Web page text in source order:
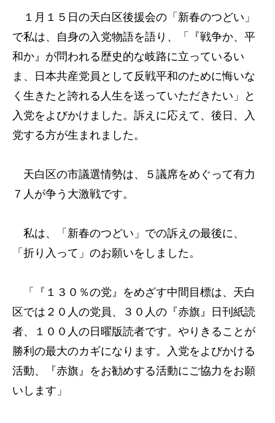
１月１５日の天白区後援会の「新春のつどい」
で私は、自身の入党物語を語り、「『戦争か、平
和か』が問われる歴史的な岐路に立っているい
ま、日本共産党員として反戦平和のために悔いな
く生きたと誇れる人生を送っていただきたい」と
入党をよびかけました。訴えに応えて、後日、入
党する方が生まれました。
天白区の市議選情勢は、５議席をめぐって有力
７人が争う大激戦です。
私は、「新春のつどい」での訴えの最後に、
「折り入って」のお願いをしました。
「『１３０％の党』をめざす中間目標は、天白
区では２０人の党員、３０人の『赤旗』日刊紙読
者、１００人の日曜版読者です。やりきることが
勝利の最大のカギになります。入党をよびかける
活動、『赤旗』をお勧めする活動にご協力をお願
いします」